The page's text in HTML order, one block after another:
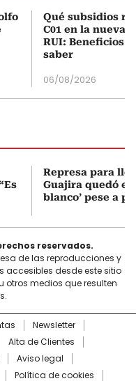
Qué subsidios
C01 en la nueva
RUI: Beneficios
saber
06/08/2026
Represa para
Guajira quedó en
blanco’ pese a
reservados.
de las reproducciones y
accesibles desde este sitio
medios que resulten
Newsletter
Alta de Clientes
Aviso legal
Política de cookies